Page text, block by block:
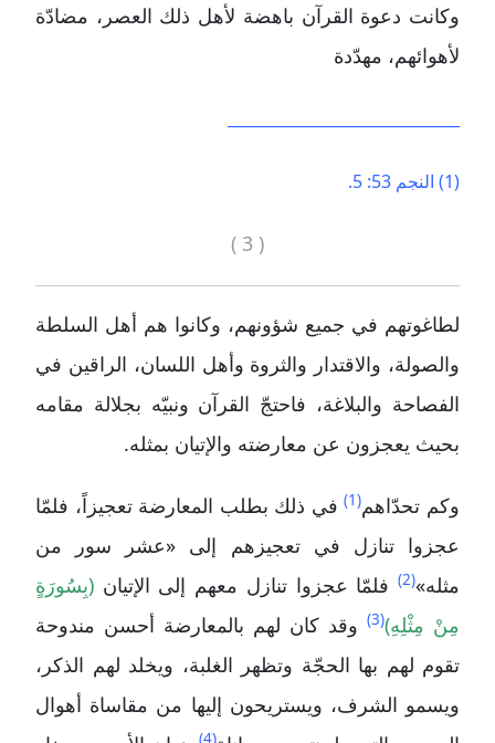
وكانت دعوة القرآن باهضة لأهل ذلك العصر، مضادّة
لأهوائهم، مهدّدة
(1) النجم 53: 5.
( 3 )
لطاغوتهم في جميع شؤونهم، وكانوا هم أهل السلطة
والصولة، والاقتدار والثروة وأهل اللسان، الراقين في
الفصاحة والبلاغة، فاحتجّ القرآن ونبيّه بجلالة مقامه
بحيث يعجزون عن معارضته والإتيان بمثله.
وكم تحدّاهم(1)
في ذلك بطلب المعارضة تعجيزاً، فلمّا
عجزوا تنازل في تعجيزهم إلى «عشر سور من
مثله»(2) فلمّا عجزوا تنازل معهم إلى الإتيان (بِسُورَةٍ
مِنْ مِثْلِهِ)(3)
وقد كان لهم بالمعارضة أحسن مندوحة
تقوم لهم بها الحجّة وتظهر الغلبة، ويخلد لهم الذكر،
ويسمو الشرف، ويستريحون إليها من مقاساة أهوال
(4)